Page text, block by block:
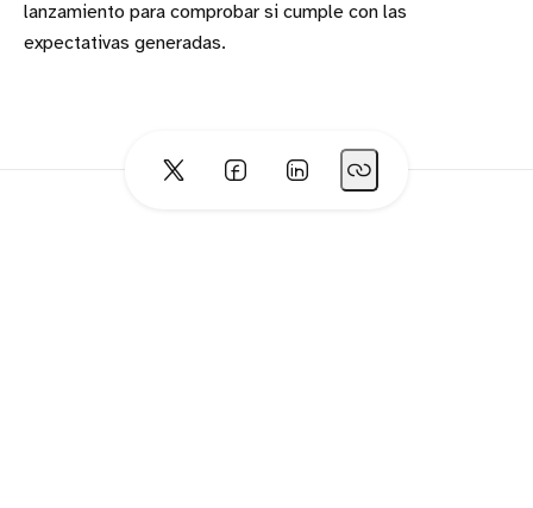
lanzamiento para comprobar si cumple con las
expectativas generadas.